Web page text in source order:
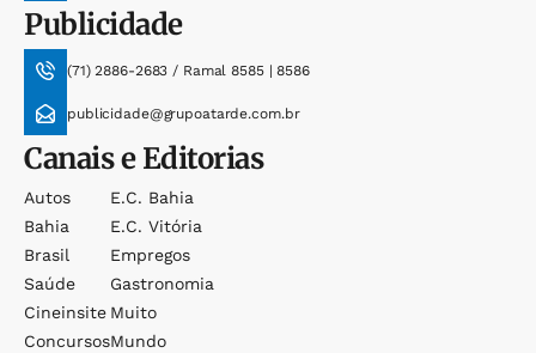
Publicidade
(71) 2886-2683 / Ramal 8585 | 8586
publicidade@grupoatarde.com.br
Canais e Editorias
Autos
Bahia
Brasil
Saúde
Cineinsite
Concursos
E.c. Bahia
E.c. Vitória
Empregos
Gastronomia
Muito
Mundo